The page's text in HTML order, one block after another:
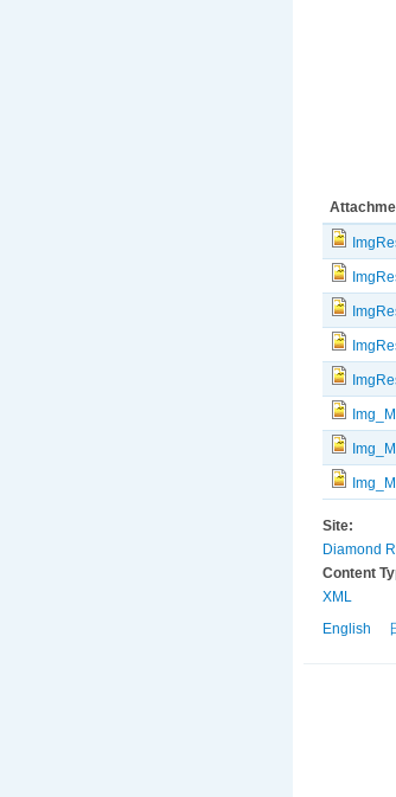
Site:
Diamond
Content
XML
English